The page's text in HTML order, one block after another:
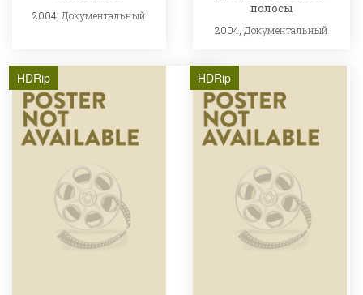
2004, Документальный
полосы
2004,Документальный
HDRip HDRip